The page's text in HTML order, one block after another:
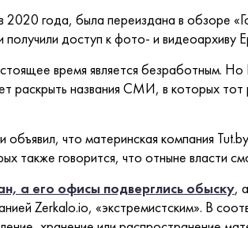
года, была переиздана в обзоре
доступ к фото- и видеоархиву
время является безработным.
названия СМИ, в которых тот
что материнская компания
также говорится, что отныне власти
а его офисы подверглись обыску,
Zerkalo.io, «экстремистским». В